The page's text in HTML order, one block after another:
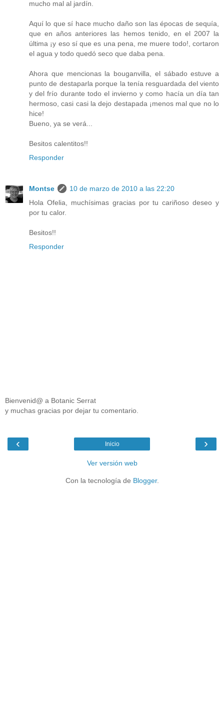
mucho mal al jardín.
Aquí lo que sí hace mucho daño son las épocas de sequía,
que en años anteriores las hemos tenido, en el 2007 la
última ¡y eso sí que es una pena, me muere todo!, cortaron
el agua y todo quedó seco que daba pena.
Ahora que mencionas la bouganvilla, el sábado estuve a
punto de destaparla porque la tenía resguardada del viento
y del frío durante todo el invierno y como hacía un día tan
hermoso, casi casi la dejo destapada ¡menos mal que no lo
hice!
Bueno, ya se verá...
Besitos calentitos!!
Responder
Montse
10 de marzo de 2010 a las 22:20
Hola Ofelia, muchísimas gracias por tu cariñoso deseo y
por tu calor.
Besitos!!
Responder
Bienvenid@ a Botanic Serrat
y muchas gracias por dejar tu comentario.
‹ ›
Inicio
Ver versión web
Con la tecnología de Blogger.